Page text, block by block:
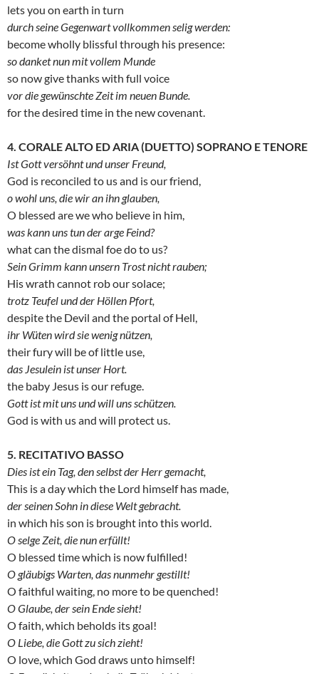
lets you on earth in turn
durch seine Gegenwart vollkommen selig werden:
become wholly blissful through his presence:
so danket nun mit vollem Munde
so now give thanks with full voice
vor die gewünschte Zeit im neuen Bunde.
for the desired time in the new covenant.
4. CORALE ALTO ED ARIA (DUETTO) SOPRANO E TENORE
Ist Gott versöhnt und unser Freund,
God is reconciled to us and is our friend,
o wohl uns, die wir an ihn glauben,
O blessed are we who believe in him,
was kann uns tun der arge Feind?
what can the dismal foe do to us?
Sein Grimm kann unsern Trost nicht rauben;
His wrath cannot rob our solace;
trotz Teufel und der Höllen Pfort,
despite the Devil and the portal of Hell,
ihr Wüten wird sie wenig nützen,
their fury will be of little use,
das Jesulein ist unser Hort.
the baby Jesus is our refuge.
Gott ist mit uns und will uns schützen.
God is with us and will protect us.
5. RECITATIVO BASSO
Dies ist ein Tag, den selbst der Herr gemacht,
This is a day which the Lord himself has made,
der seinen Sohn in diese Welt gebracht.
in which his son is brought into this world.
O selge Zeit, die nun erfüllt!
O blessed time which is now fulfilled!
O gläubigs Warten, das nunmehr gestillt!
O faithful waiting, no more to be quenched!
O Glaube, der sein Ende sieht!
O faith, which beholds its goal!
O Liebe, die Gott zu sich zieht!
O love, which God draws unto himself!